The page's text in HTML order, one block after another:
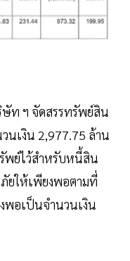
ท ฯ จัดสรรทรัพย์สิน
นเงิน 2,977.75 ล้าน
พย์ไว้สำหรับหนี้สิน
ให้เพียงพอตามที่
พอเป็นจำนวนเงิน